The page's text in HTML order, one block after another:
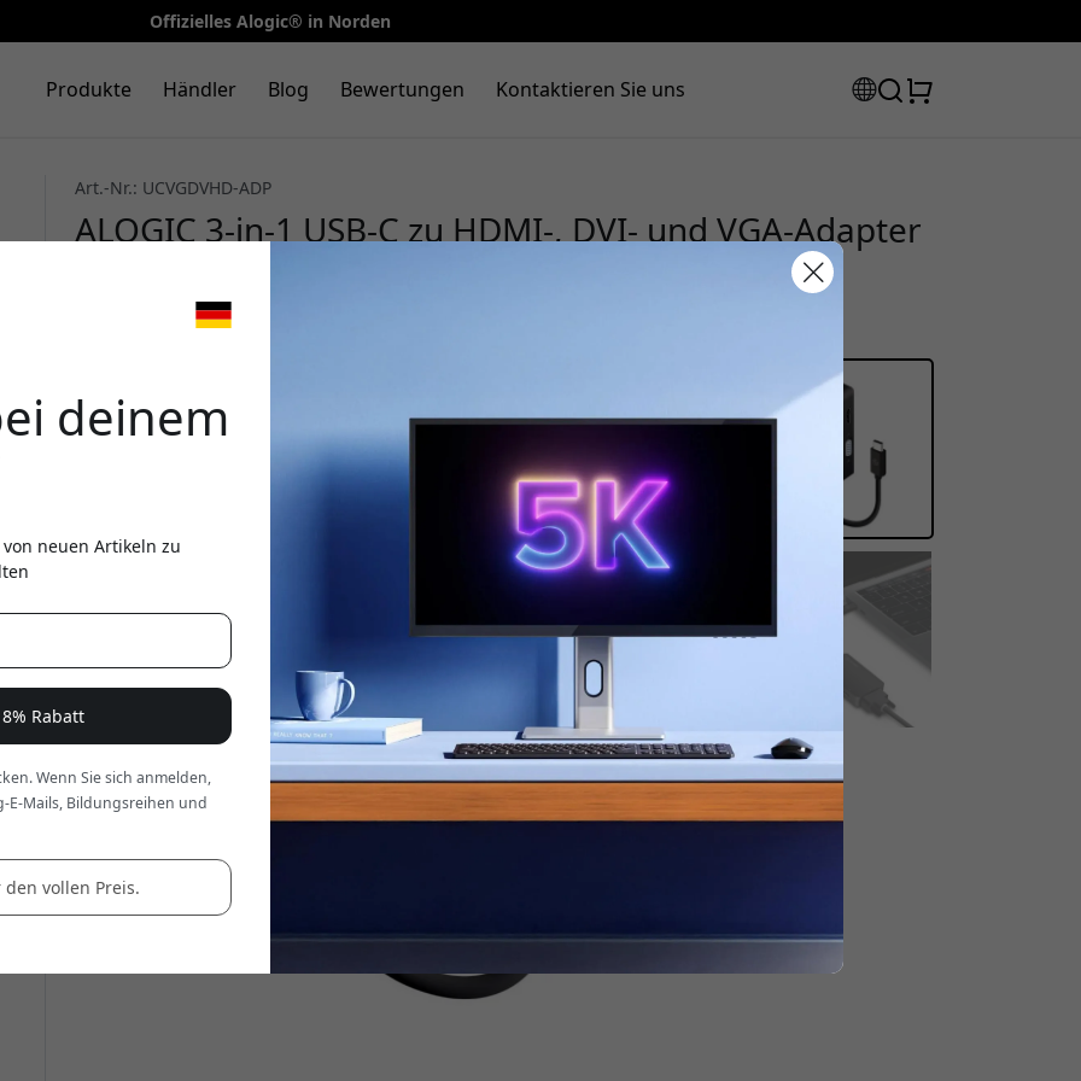
Offizielles Alogic® in Norden
Produkte Händler Blog Bewertungen Kontaktieren Sie uns
Art.-Nr.: UCVGDVHD-ADP
ALOGIC 3-in-1 USB-C zu HDMI-, DVI- und VGA-Adapter
Thunderbolt 3 - Schwarz
deinem
neuen Artikeln zu
Rabatt
Wenn Sie sich anmelden,
E-Mails, Bildungsreihen und
vollen Preis.
Verwende diesen Code an der Kasse, um 8% Rabatt zu
erhalten.